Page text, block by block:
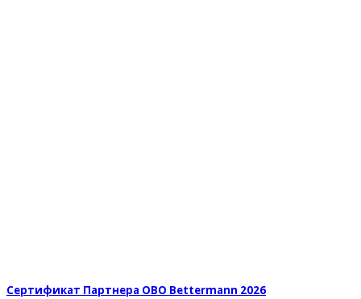
Сертификат Партнера OBO Bettermann 2026